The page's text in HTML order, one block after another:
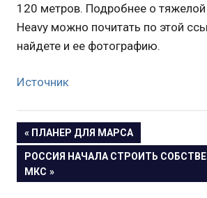
120 метров. Подробнее о тяжелой
Heavy можно почитать по этой
найдете и ее фотографию.
Источник
Навигация
по
записям
ПРЕДЫДУЩАЯ
ЗАПИСЬ:
ПЛАНЕР ДЛЯ МАРСА
СЛЕДУЮЩАЯ
ЗАПИСЬ:
РОССИЯ НАЧАЛА СТРОИТЬ
МКС